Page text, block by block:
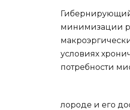
минимизации
условиях
потребности
лороде и его